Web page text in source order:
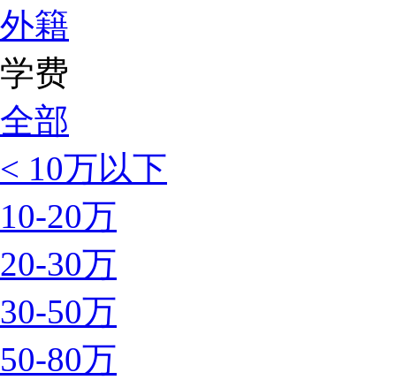
外籍
学费
全部
< 10万以下
10-20万
20-30万
30-50万
50-80万